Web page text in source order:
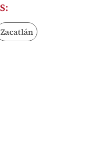
Zacatlán